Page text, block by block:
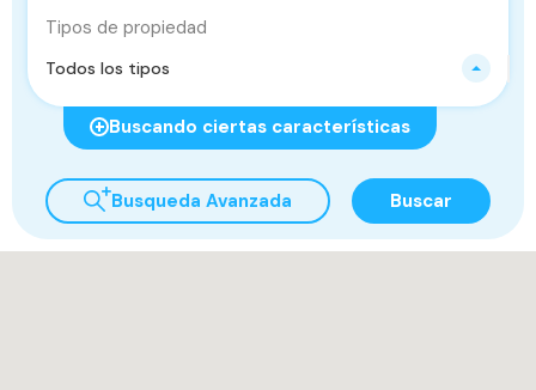
Tipos de propiedad
Todos los tipos
Buscando ciertas características
Busqueda Avanzada Buscar